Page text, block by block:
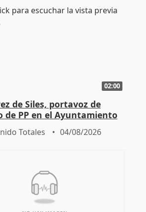
02:00
de Siles, portavoz de
de PP en el Ayuntamiento
deja la política
Totales 04/08/2026